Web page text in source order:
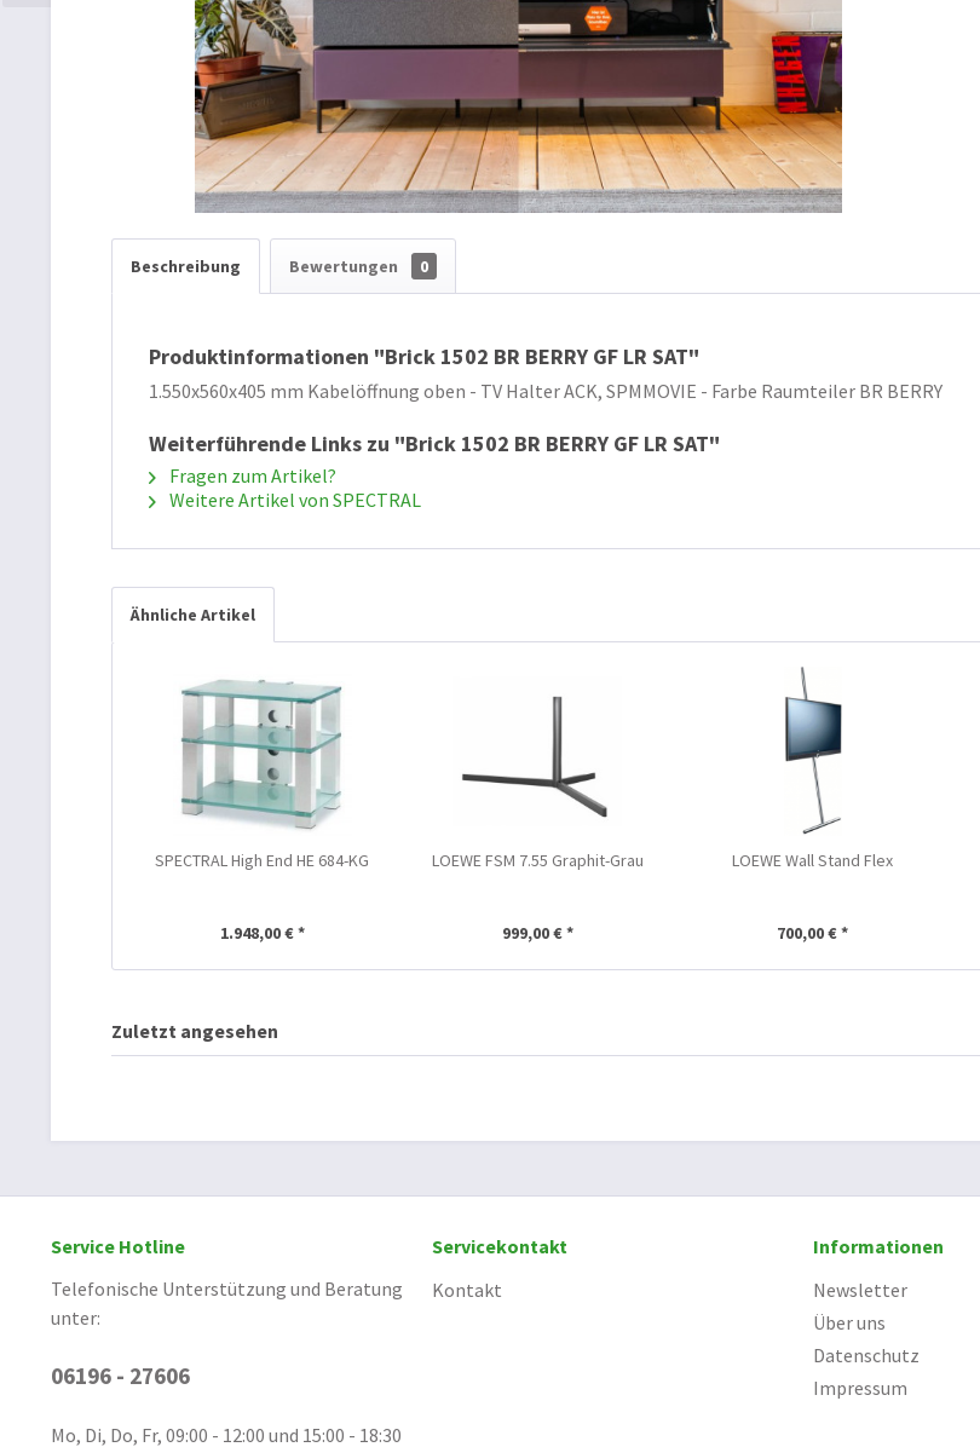
Beschreibung Bewertungen 0
Produktinformationen "Brick 1502 BR BERRY GF LR SAT"
1.550x560x405 mm Kabelöffnung oben - TV Halter ACK, SPMMOVIE - Farbe Raumteiler BR BERRY
Weiterführende Links zu "Brick 1502 BR BERRY GF LR SAT"
Fragen zum Artikel?
Weitere Artikel von SPECTRAL
Ähnliche Artikel
SPECTRAL High End HE 684-KG
1.948,00 € *
LOEWE FSM 7.55 Graphit-Grau
999,00 € *
LOEWE Wall Stand Flex
700,00 € *
Zuletzt angesehen
Service Hotline
Telefonische Unterstützung und Beratung
unter:
06196 - 27606
Mo, Di, Do, Fr, 09:00 - 12:00 und 15:00 - 18:30
Servicekontakt
Kontakt
Informationen
Newsletter
Über uns
Datenschutz
Impressum